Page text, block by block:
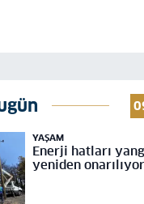
YAŞAM
Enerji hatları
yeniden onarılıyor